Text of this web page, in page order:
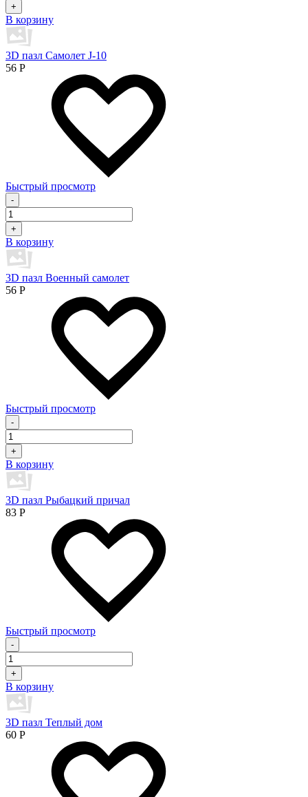
+
В корзину
3D пазл Самолет J-10
56 Р
Быстрый просмотр
-
+
В корзину
3D пазл Военный самолет
56 Р
Быстрый просмотр
-
+
В корзину
3D пазл Рыбацкий причал
83 Р
Быстрый просмотр
-
+
В корзину
3D пазл Теплый дом
60 Р